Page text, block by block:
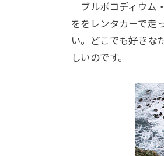
ブルボコディウム
ををレンタカーで走
い。どこでも好きな
しいのです。